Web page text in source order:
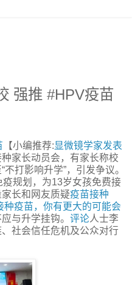
强推 #HPV疫苗
【小编推荐:显微镜学家发表
种家长动员会，有家长称校
打影响升学”，引发争议。
疫规划，为13岁女孩免费接
长和网友质疑疫苗接种
种疫苗，你有更大的可能会
与升学挂钩。 评论人士李
社会信任危机及公众对行